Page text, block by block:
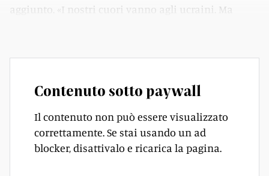
aggiunto. «I nostri cuori vanno agli ucraini. Ma
Contenuto sotto paywall
Il contenuto non può essere visualizzato
correttamente. Se stai usando un ad
blocker, disattivalo e ricarica la pagina.